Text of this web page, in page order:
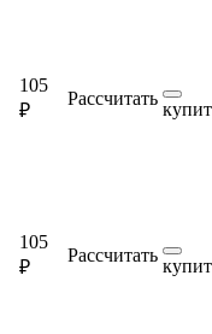
105
₽
Рассчитать
105
₽
Рассчитать